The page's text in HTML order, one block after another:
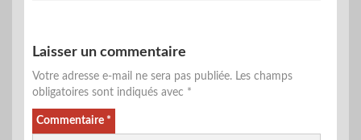
Laisser un commentaire
Votre adresse e-mail ne sera pas publiée. Les champs
obligatoires sont indiqués avec *
Commentaire *